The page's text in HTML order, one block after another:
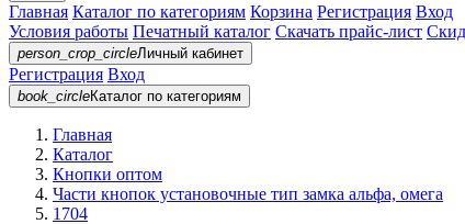
Главная Каталог по категориям Корзина Регистрация Вход
Условия работы Печатный каталог Скачать прайс-лист
person_crop_circleЛичный кабинет
Регистрация Вход
book_circleКаталог по категориям
Главная
Каталог
Кнопки оптом
Части кнопок установочные тип замка альфа, омега
1704